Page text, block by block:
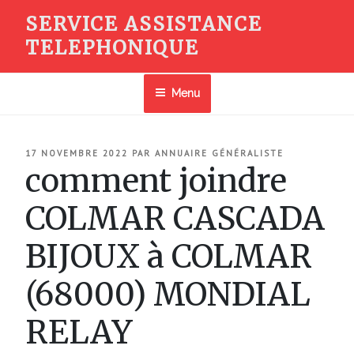
contenu
SERVICE ASSISTANCE
TELEPHONIQUE
Menu
PUBLIÉ
17 NOVEMBRE 2022 PAR ANNUAIRE GÉNÉRALISTE
comment joindre
COLMAR CASCADA
BIJOUX à COLMAR
(68000) MONDIAL
RELAY